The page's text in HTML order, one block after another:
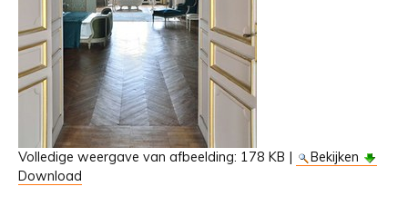
Volledige weergave van afbeelding: 178 KB |
Bekijken
Download